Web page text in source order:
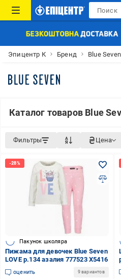
Эпицентр К Бренд Blue Seven
Каталог товаров Blue
Фильтры Цена
Пакунок школяра
Пижама для девочек Blue Seven
LOVE р.134 азалия 777523 X5416
оценить 9 вариантов